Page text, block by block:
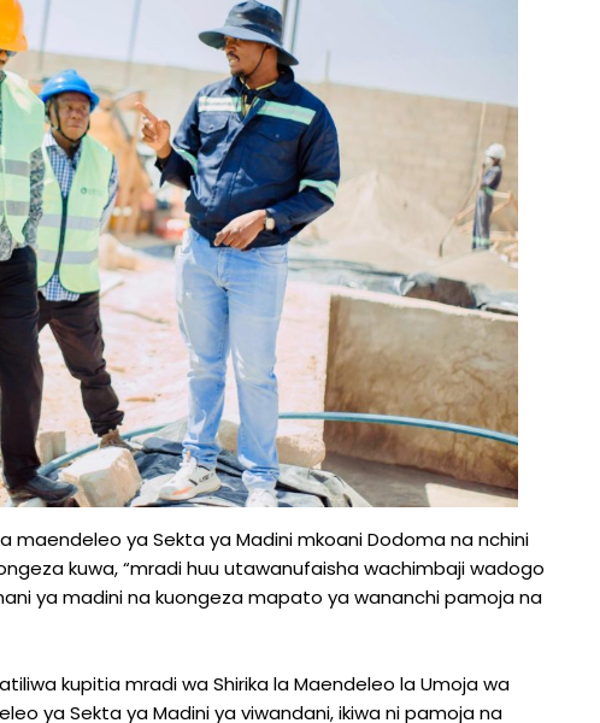
maendeleo ya Sekta ya Madini mkoani Dodoma na nchini
kuwa, “mradi huu utawanufaisha wachimbaji wadogo
ya madini na kuongeza mapato ya wananchi pamoja na
kupitia mradi wa Shirika la Maendeleo la Umoja wa
ya Sekta ya Madini ya viwandani, ikiwa ni pamoja na